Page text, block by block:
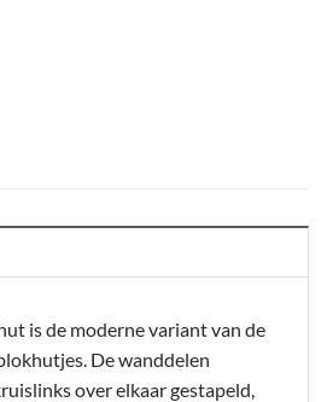
is de moderne variant van de
De wanddelen
over elkaar gestapeld,